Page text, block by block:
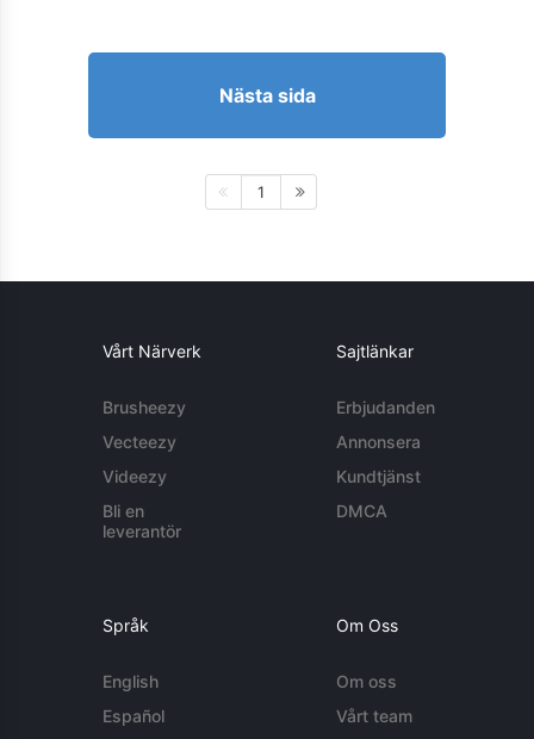
Nästa sida
1
Vårt Närverk
Brusheezy
Vecteezy
Videezy
Bli en
leverantör
Sajtlänkar
Erbjudanden
Annonsera
Kundtjänst
DMCA
Språk
English
Español
Om Oss
Om oss
Vårt team